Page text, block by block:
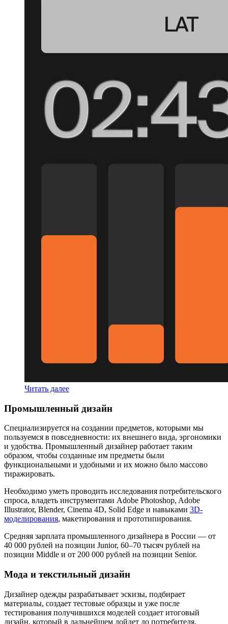
Читать далее
Промышленный дизайн
Специализируется на создании предметов, которыми мы
пользуемся в повседневности: их внешнего вида, эргономики
и удобства. Промышленный дизайнер работает таким
образом, чтобы созданные им предметы были
функциональными и удобными и их можно было массово
тиражировать.
Необходимо уметь проводить исследования потребительского
спроса, владеть инструментами Adobe Photoshop, Adobe
Illustrator, Blender, Cinema 4D, Solid Edge и навыками 3D-
моделирования, макетирования и прототипирования.
Средняя зарплата промышленного дизайнера в России — от
40 000 рублей на позиции Junior, 60–70 тысяч рублей на
позиции Middle и от 200 000 рублей на позиции Senior.
Мода и текстильный дизайн
Дизайнер одежды разрабатывает эскизы, подбирает
материалы, создает тестовые образцы и уже после
тестирования получившихся моделей создает итоговый
дизайн, который в дальнейшем дойдет до потребителя.